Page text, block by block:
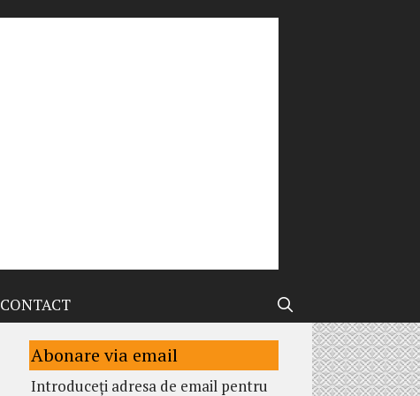
CONTACT
Abonare via email
Introduceți adresa de email pentru